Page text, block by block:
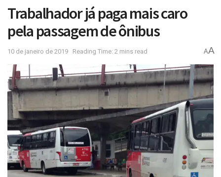
Trabalhador já paga mais caro
pela passagem de ônibus
10 de janeiro de 2019 Reading Time: 2 mins read AA